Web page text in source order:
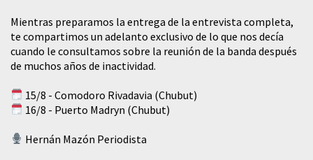
Mientras preparamos la entrega de la entrevista completa,
te compartimos un adelanto exclusivo de lo que nos decía
cuando le consultamos sobre la reunión de la banda después
de muchos años de inactividad.
15/8 - Comodoro Rivadavia (Chubut)
16/8 - Puerto Madryn (Chubut)
Hernán Mazón Periodista